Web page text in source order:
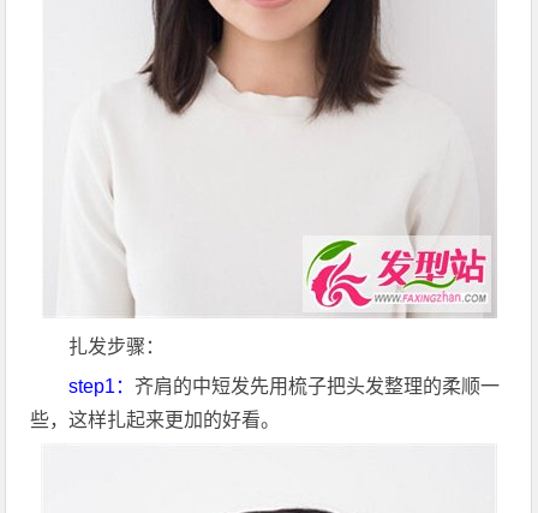
扎发步骤：
step1： 齐肩的中短发先用梳子把头发整理的柔顺一
些，这样扎起来更加的好看。